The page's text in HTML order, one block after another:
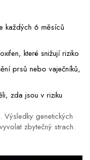
každých 6 měsíců
které snižují riziko
prsů nebo vaječníků,
zda jsou v riziku
Výsledky genetických
zbytečný strach.